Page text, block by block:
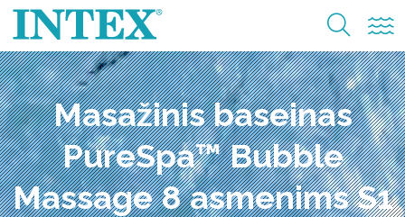
Masažinis baseinas
PureSpa™ Bubble
Massage 8 asmenims S1